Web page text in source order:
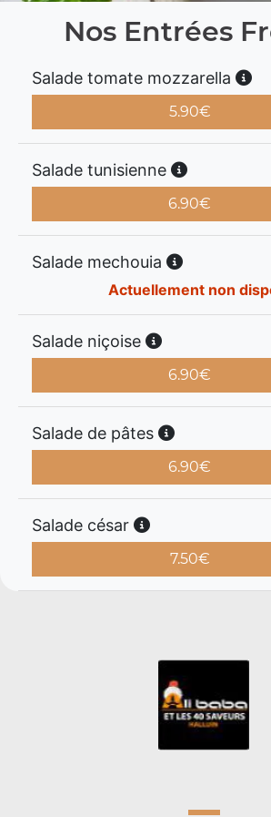
Nos Entrées
Salade tomate mozzarella
5.90€
Salade tunisienne
6.90€
Salade mechouia
Actuellement non
Salade niçoise
6.90€
Salade de pâtes
6.90€
Salade césar
7.50€